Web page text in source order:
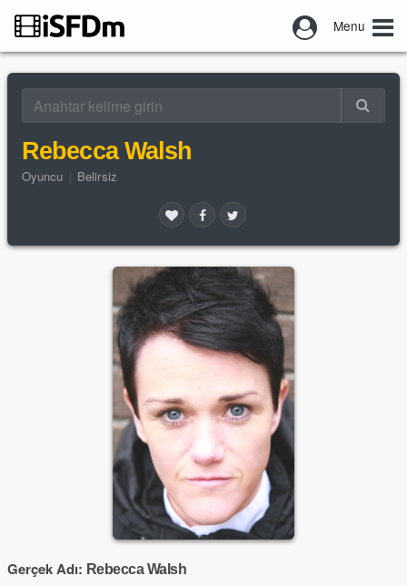
Menu
Rebecca Walsh
Oyuncu Belirsiz
Gerçek Adı: Rebecca Walsh